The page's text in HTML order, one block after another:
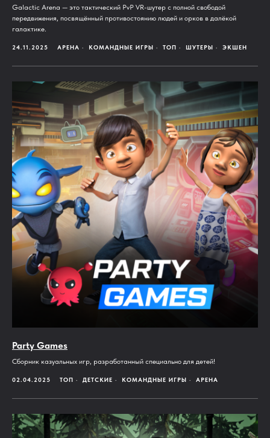
Galactic Arena — это тактический PvP VR-шутер с полной свободой
передвижения, посвящённый противостоянию людей и орков в далёкой
галактике.
24.11.2025 АРЕНА КОМАНДНЫЕ ИГРЫ ТОП ШУТЕРЫ ЭКШЕН
Party Games
Сборник казуальных игр, разработанный специально для детей!
02.04.2025 ТОП ДЕТСКИЕ КОМАНДНЫЕ ИГРЫ АРЕНА